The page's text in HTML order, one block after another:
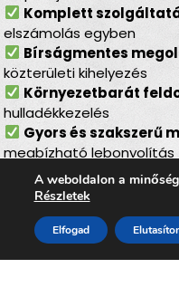
Komplett
elszámolás egyben
Bírságmentes
közterületi kihelyezés
Környezetbarát
hulladékkezelés
Gyors és szakszerű
megbízható lebonyolítás
ideális
helyzetben
A weboldalon a
Részletek
Elfogad